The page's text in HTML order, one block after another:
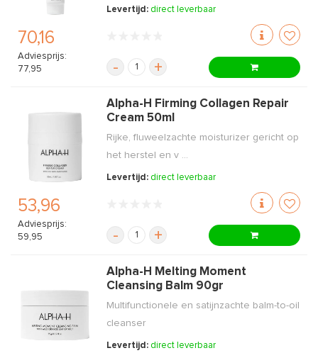
70,16
Adviesprijs:
77,95
Levertijd: direct leverbaar
- +
53,96
Adviesprijs:
59,95
Alpha-H Firming Collagen Repair
Cream 50ml
Rijke, fluweelzachte moisturizer gericht op
het herstel en v ...
Levertijd: direct leverbaar
- +
Alpha-H Melting Moment
Cleansing Balm 90gr
Multifunctionele en satijnzachte balm-to-oil
cleanser
Levertijd: direct leverbaar